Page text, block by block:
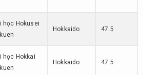
học Hokusei
Hokkaido 47.5
học Hokkai
Hokkaido 47.5